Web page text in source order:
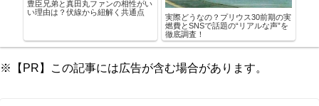
性がい
実際どうなの？プリウス30前期の実
燃費とSNSで話題の“リアルな声”を
福地桃子（現在・身長・年齢）徹底
解説！実力派俳優の素顔と魅力
※【PR】この記事には広告が含む場合があります。